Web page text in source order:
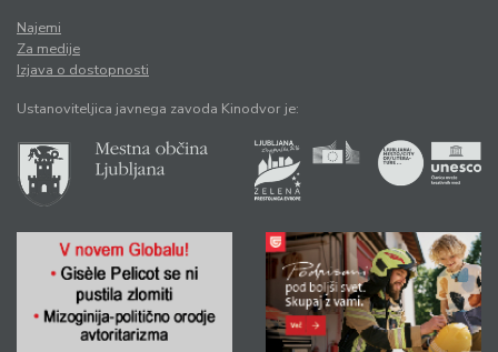
Najemi
Za medije
Izjava o dostopnosti
Ustanoviteljica javnega zavoda Kinodvor je: